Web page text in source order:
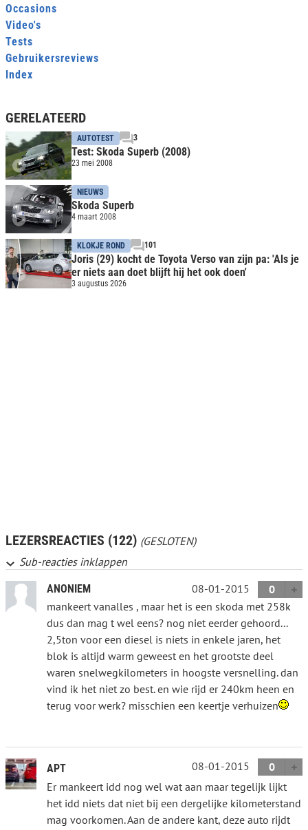
Occasions
Video's
Tests
Gebruikersreviews
Index
GERELATEERD
AUTOTEST 3
Test: Skoda Superb (2008)
23 mei 2008
NIEUWS
Skoda Superb
4 maart 2008
KLOKJE ROND 101
Joris (29) kocht de Toyota Verso van zijn pa: 'Als je
er niets aan doet blijft hij het ook doen'
3 augustus 2026
LEZERSREACTIES (122) (GESLOTEN)
Sub-reacties inklappen
ANONIEM 08-01-2015
0
mankeert vanalles , maar het is een skoda met 258k
dus dan mag t wel eens? nog niet eerder gehoord...
2,5ton voor een diesel is niets in enkele jaren, het
blok is altijd warm geweest en het grootste deel
waren snelwegkilometers in hoogste versnelling. dan
vind ik het niet zo best. en wie rijd er 240km heen en
terug voor werk? misschien een keertje verhuizen
APT 08-01-2015
0
Er mankeert idd nog wel wat aan maar tegelijk lijkt
het idd niets dat niet bij een dergelijke kilometerstand
mag voorkomen. Aan de andere kant, deze auto rijdt